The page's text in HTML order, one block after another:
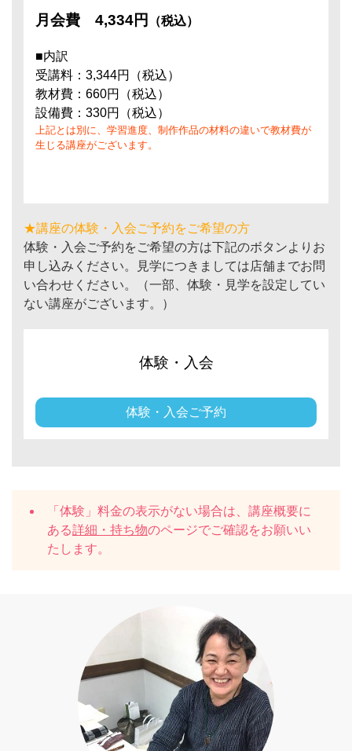
月会費 4,334円 （税込）
■内訳
受講料：3,344円（税込）
教材費：660円（税込）
設備費：330円（税込）
上記とは別に、学習進度、制作作品の材料の違いで教材費が
生じる講座がございます。
★講座の体験・入会ご予約をご希望の方
体験・入会ご予約をご希望の方は下記のボタンよりお
申し込みください。見学につきましては店舗までお問
い合わせください。（一部、体験・見学を設定してい
ない講座がございます。）
体験・入会
体験・入会ご予約
「体験」料金の表示がない場合は、講座概要に
ある詳細・持ち物のページでご確認をお願いい
たします。